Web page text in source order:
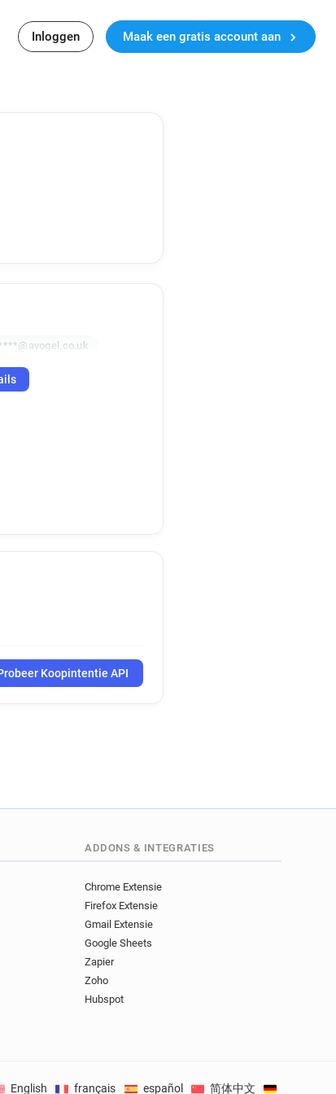
Inloggen Maak een gratis account aan
Koopintentie API
ADDONS & INTEGRATIES
Chrome Extensie
Firefox Extensie
Gmail Extensie
Google Sheets
Zapier
Zoho
Hubspot
English français español 简体中文